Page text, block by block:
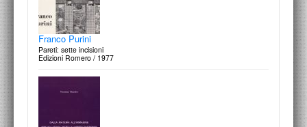
Nicola Carrino
Francesco Moschini: Piazza Fontana a Taranto. Lo spazio urbano come
luogo ‘dell'accidentalià’
Edizioni A.A.M. / 1992
Franco Purini
Pareti: sette incisioni
Edizioni Romero / 1977